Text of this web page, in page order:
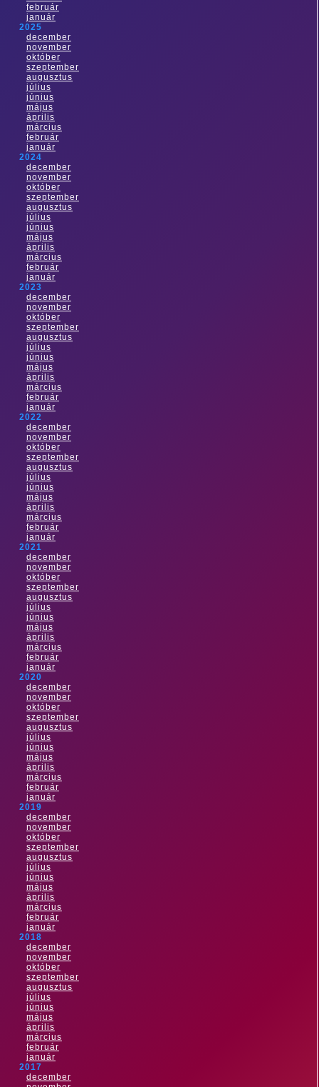
február
január
2025
december
november
október
szeptember
augusztus
július
június
május
április
március
február
január
2024
december
november
október
szeptember
augusztus
július
június
május
április
március
február
január
2023
december
november
október
szeptember
augusztus
július
június
május
április
március
február
január
2022
december
november
október
szeptember
augusztus
július
június
május
április
március
február
január
2021
december
november
október
szeptember
augusztus
július
június
május
április
március
február
január
2020
december
november
október
szeptember
augusztus
július
június
május
április
március
február
január
2019
december
november
október
szeptember
augusztus
július
június
május
április
március
február
január
2018
december
november
október
szeptember
augusztus
július
június
május
április
március
február
január
2017
december